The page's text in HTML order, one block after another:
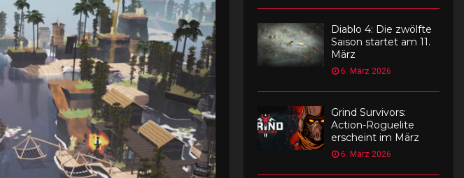
Diablo 4: Die zwölfte
Saison startet am 11.
März
6. März 2026
Grind Survivors:
Action-Roguelite
erscheint im März
6. März 2026